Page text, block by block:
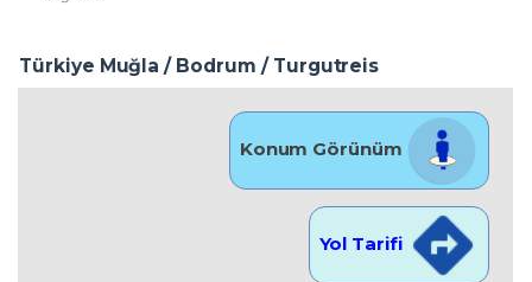
Türkiye Muğla / Bodrum / Turgutreis
Konum Görünüm
Yol Tarifi